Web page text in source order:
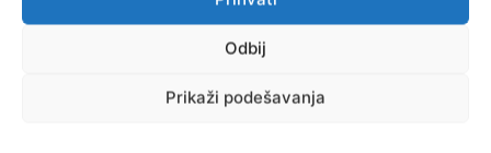
Odbij
Prikaži podešavanja